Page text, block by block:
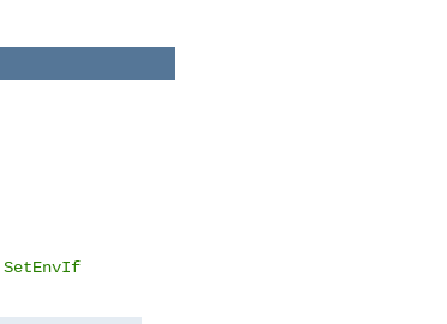
SetEnvIf